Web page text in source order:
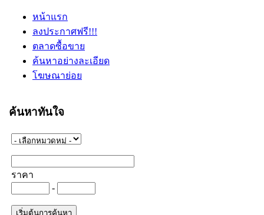
หน้าแรก
ลงประกาศฟรี!!!
ตลาดซื้อขาย
ค้นหาอย่างละเอียด
โฆษณาย่อย
ค้นหาทันใจ
ราคา
-